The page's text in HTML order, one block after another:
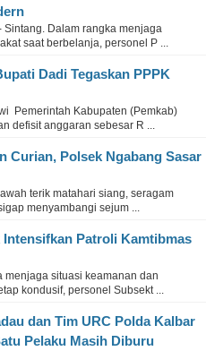
Sintang. Dalam rangka menjaga
saat berbelanja, personel P ...
Dadi Tegaskan PPPK
Pemerintah Kabupaten (Pemkab)
defisit anggaran sebesar R ...
Curian, Polsek Ngabang Sasar
terik matahari siang, seragam
menyambangi sejum ...
Patroli Kamtibmas
situasi keamanan dan
kondusif, personel Subsekt ...
dan Tim URC Polda Kalbar
Pelaku Masih Diburu